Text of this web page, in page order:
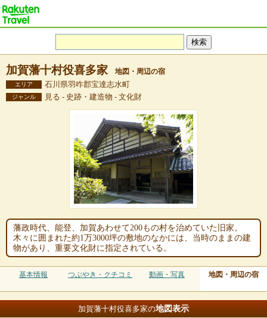
加賀藩十村役喜多家 地図・周辺の宿
エリア 石川県羽咋郡宝達志水町
ジャンル 見る - 史跡・建造物 - 文化財
藩政時代、能登、加賀あわせて200もの村を治めていた旧家。
木々に囲まれた約1万3000坪の敷地のなかには、当時のままの建
物があり、重要文化財に指定されている。
基本情報 つぶやき・クチコミ 動画・写真 地図・周辺の宿
加賀藩十村役喜多家の地図表示